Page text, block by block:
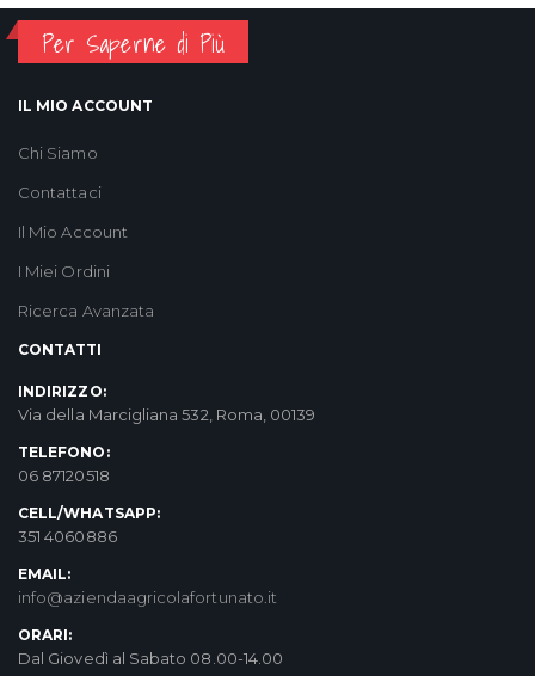
Per Saperne di Più
IL MIO ACCOUNT
Chi Siamo
Contattaci
Il Mio Account
I Miei Ordini
Ricerca Avanzata
CONTATTI
INDIRIZZO:
Via della Marcigliana 532, Roma, 00139
TELEFONO:
06 87120518
CELL/WHATSAPP:
351 4060886
EMAIL:
info@aziendaagricolafortunato.it
ORARI:
Dal Giovedì al Sabato 08.00-14.00